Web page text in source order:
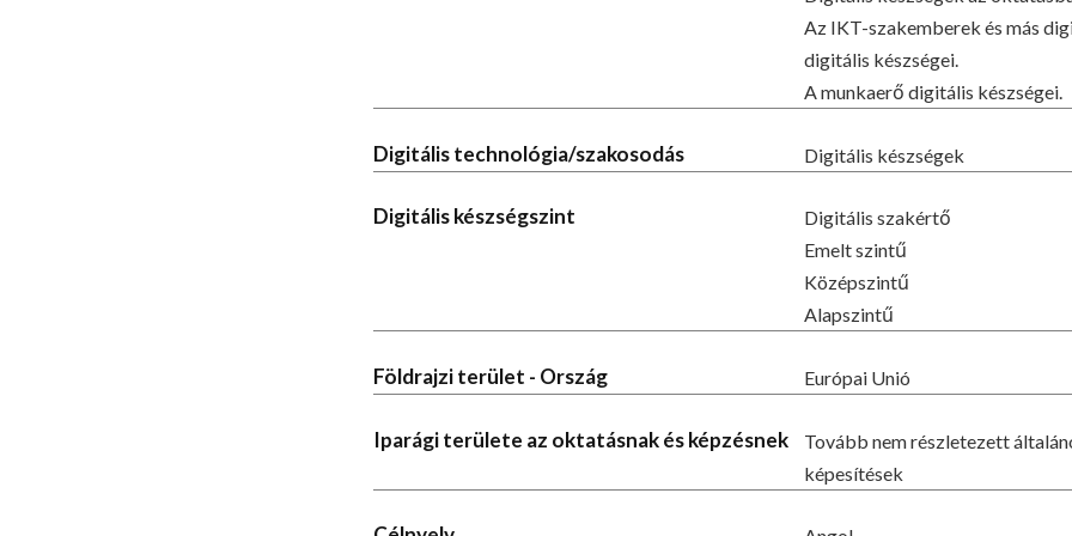
Az IKT-szakemberek és más
digitális készségei.
A munkaerő digitális készségei.
Digitális technológia/szakosodás Digitális készségek
Digitális készségszint
Digitális szakértő
Emelt szintű
Középszintű
Alapszintű
Földrajzi terület - Ország Európai Unió
Iparági területe az oktatásnak és képzésnek
Tovább nem részletezett
képesítések